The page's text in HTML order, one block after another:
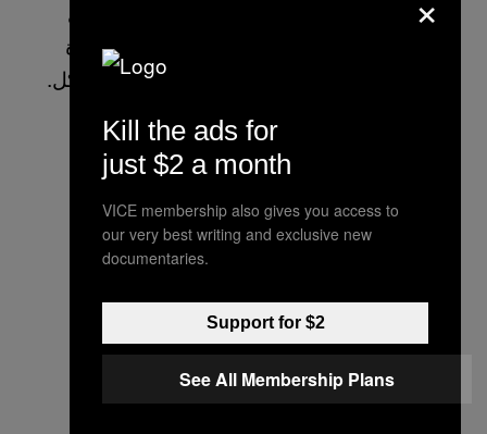
المرأة العاملة في 7 مواد منها (من المادة 9 إلى
المادة 15) على حقوق المرأة العاملة خلال فترة
الحمل وبعد الولادة وحظر التمييز ضدها بأي شكل.
Kill the ads for
just $2 a month
VICE membership also gives you access to
our very best writing and exclusive new
documentaries.
Support for $2
See All Membership Plans